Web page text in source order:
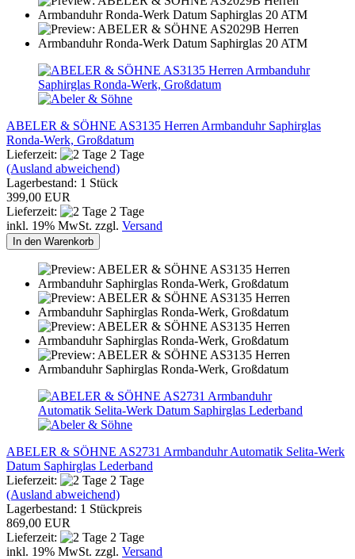
ABELER & SÖHNE AS3135 Herren Armbanduhr Saphirglas
Ronda-Werk, Großdatum
Lieferzeit:
2 Tage
(Ausland abweichend)
Lagerbestand: 1 Stück
399,00 EUR
Lieferzeit:
2 Tage
inkl. 19% MwSt. zzgl. Versand
In den Warenkorb
ABELER & SÖHNE AS2731 Armbanduhr Automatik Selita-Werk
Datum Saphirglas Lederband
Lieferzeit:
2 Tage
(Ausland abweichend)
Lagerbestand: 1 Stückpreis
869,00 EUR
Lieferzeit:
2 Tage
inkl. 19% MwSt. zzgl. Versand